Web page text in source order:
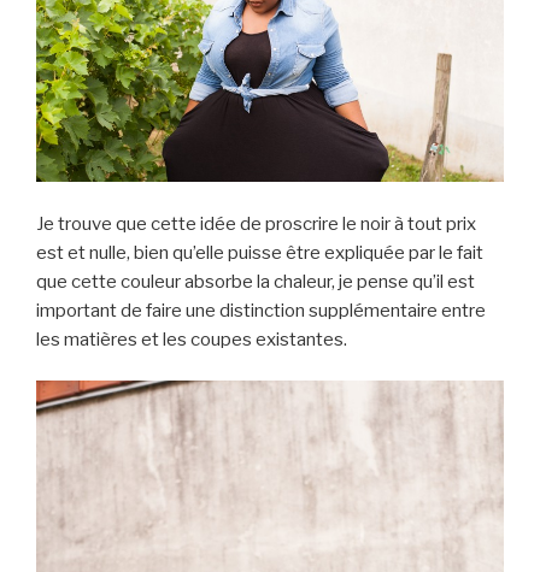
Je trouve que cette idée de proscrire le noir à tout prix
est et nulle, bien qu’elle puisse être expliquée par le fait
que cette couleur absorbe la chaleur, je pense qu’il est
important de faire une distinction supplémentaire entre
les matières et les coupes existantes.